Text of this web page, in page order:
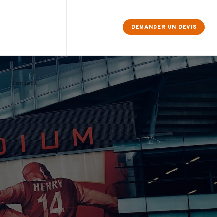
DEMANDER UN DEVIS
Contact
×